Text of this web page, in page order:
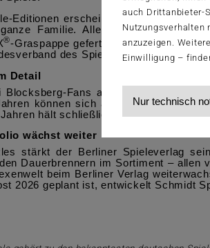
auch Drittanbieter-
Nutzungsverhalten
anzuzeigen.
Einwilligung –
Nur technisch
Editionen erscheinen in
Familie. Alle Motive
®-Graspappe gefertigt – ökologisch,
des Spielwaren-
Detail
Blocksberg-Fans ab fünf Jahren
können sich an die farbenfrohen
hält schließlich das 200-Teile-
wächst weiter
stärkt der Berliner Spieleverlag
Dauerbrennern im Sortiment – allen
beim Berliner Verlag
2026 geplant ist, entwickelt Schmidt